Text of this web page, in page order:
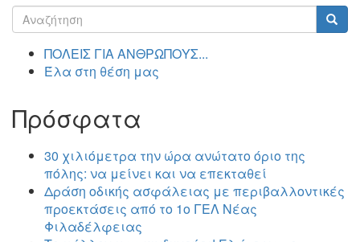
Φόρμα
αναζήτησης
ΠΟΛΕΙΣ ΓΙΑ ΑΝΘΡΩΠΟΥΣ...
Έλα στη θέση μας
Πρόσφατα
30 χιλιόμετρα την ώρα ανώτατο όριο της
πόλης: να μείνει και να επεκταθεί
Δράση οδικής ασφάλειας με περιβαλλοντικές
προεκτάσεις από το 1ο ΓΕΛ Νέας
Φιλαδέλφειας